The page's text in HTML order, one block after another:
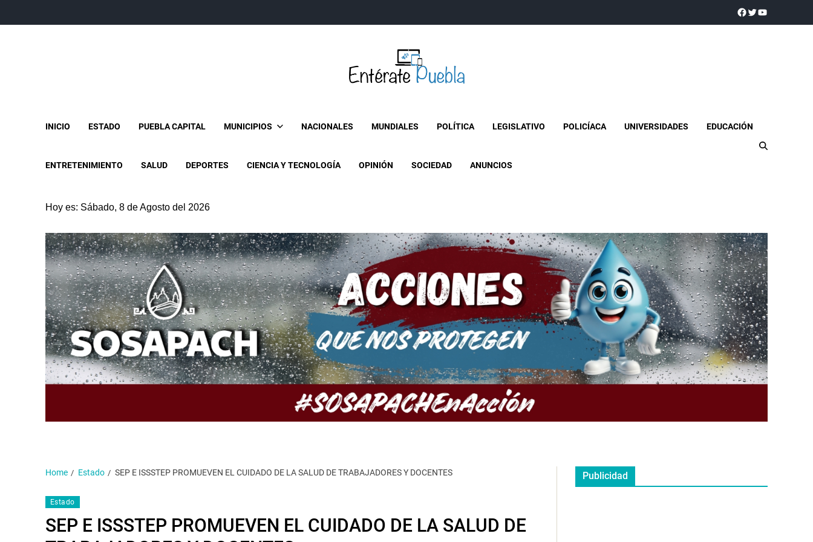
INICIO ESTADO PUEBLA CAPITAL MUNICIPIOS NACIONALES MUNDIALES POLÍTICA LEGISLATIVO POLICÍACA UNIVERSIDADES EDUCACIÓN
ENTRETENIMIENTO SALUD DEPORTES CIENCIA Y TECNOLOGÍA OPINIÓN SOCIEDAD ANUNCIOS
Hoy es: Sábado, 8 de Agosto del 2026
Home Estado SEP E ISSSTEP PROMUEVEN EL CUIDADO DE LA SALUD DE TRABAJADORES Y DOCENTES
Estado
SEP E ISSSTEP PROMUEVEN EL CUIDADO DE LA SALUD DE
Publicidad